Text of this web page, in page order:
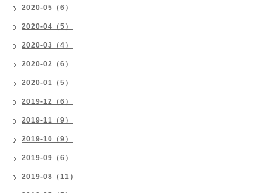
2020-05（6）
2020-04（5）
2020-03（4）
2020-02（6）
2020-01（5）
2019-12（6）
2019-11（9）
2019-10（9）
2019-09（6）
2019-08（11）